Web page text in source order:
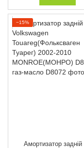
−15%
Амортизатор задній